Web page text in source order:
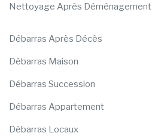
Nettoyage Après Déménagement
Débarras Après Décès
Débarras Maison
Débarras Succession
Débarras Appartement
Débarras Locaux